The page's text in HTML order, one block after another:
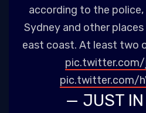
according to the police,
Sydney and other
east coast. At least two
pic.twitter.com/
pic.twitter.com/
— JUST IN